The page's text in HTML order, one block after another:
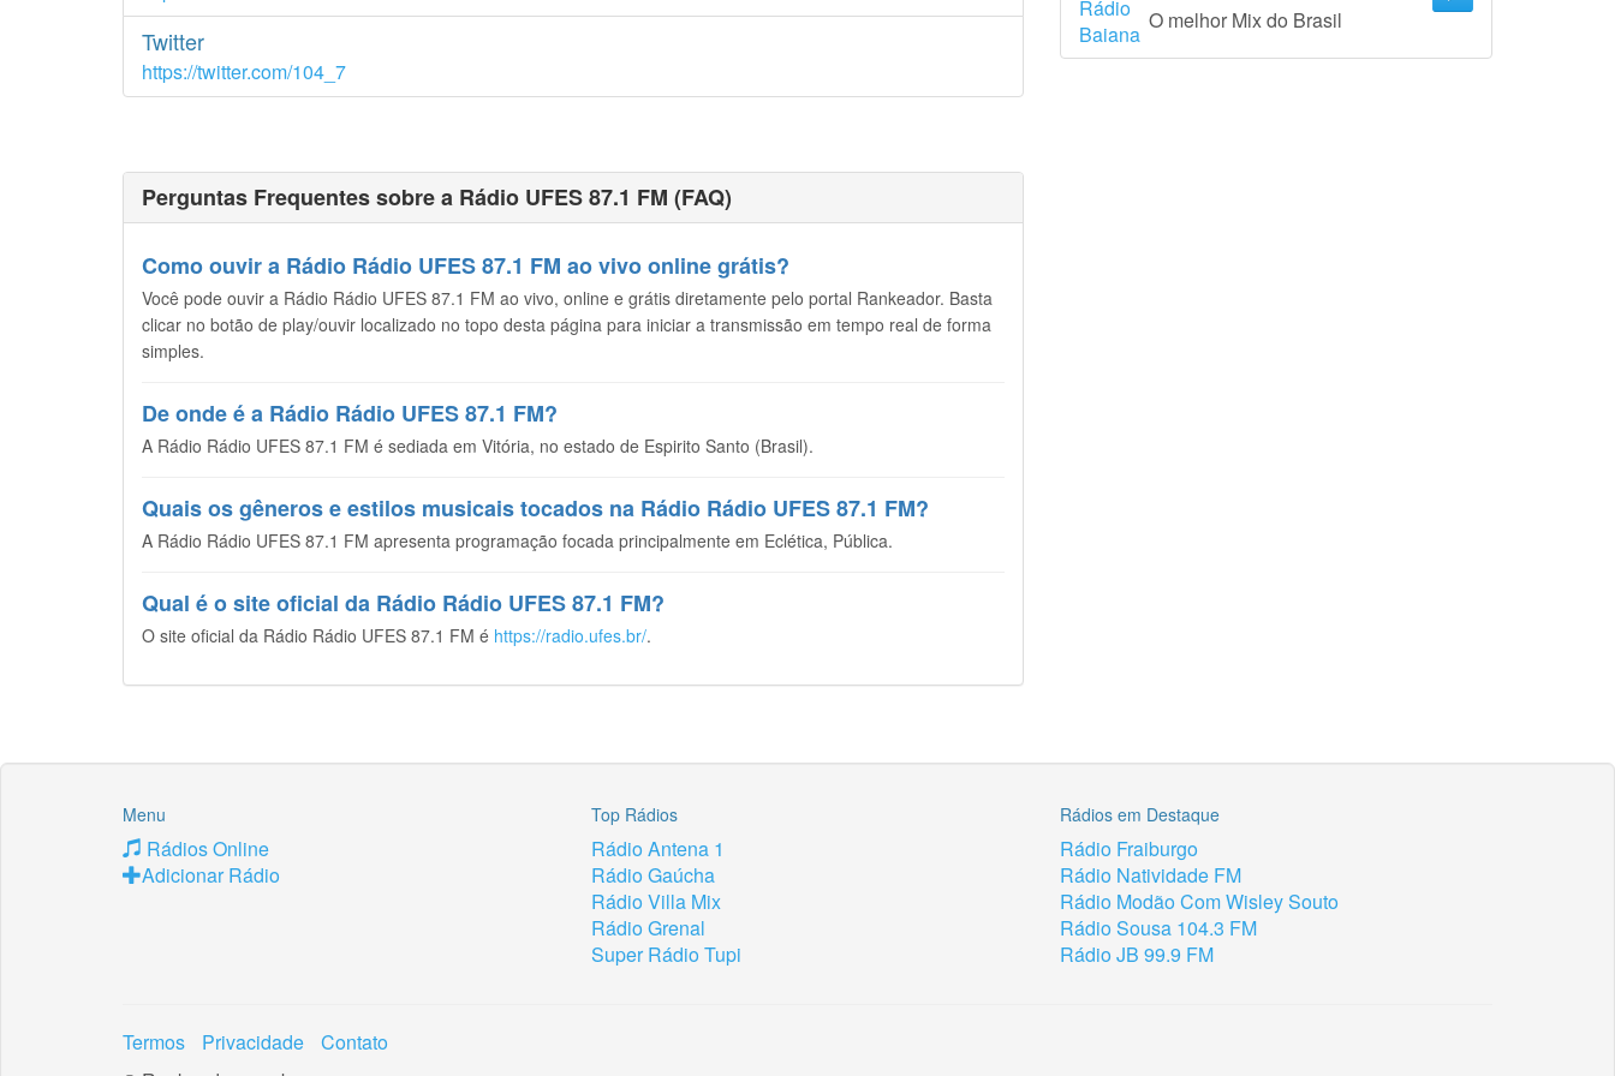
Twitter
https://twitter.com/104_7
Perguntas Frequentes sobre a Rádio UFES 87.1 FM (FAQ)
Como ouvir a Rádio Rádio UFES 87.1 FM ao vivo online grátis?
Você pode ouvir a Rádio Rádio UFES 87.1 FM ao vivo, online e grátis diretamente pelo portal Rankeador. Basta
clicar no botão de play/ouvir localizado no topo desta página para iniciar a transmissão em tempo real de forma
simples.
De onde é a Rádio Rádio UFES 87.1 FM?
A Rádio Rádio UFES 87.1 FM é sediada em Vitória, no estado de Espirito Santo (Brasil).
Quais os gêneros e estilos musicais tocados na Rádio Rádio UFES 87.1 FM?
A Rádio Rádio UFES 87.1 FM apresenta programação focada principalmente em Eclética, Pública.
Qual é o site oficial da Rádio Rádio UFES 87.1 FM?
O site oficial da Rádio Rádio UFES 87.1 FM é https://radio.ufes.br/.
O melhor Mix do Brasil
Menu
Rádios Online
Adicionar Rádio
Top Rádios
Rádio Antena 1
Rádio Gaúcha
Rádio Villa Mix
Rádio Grenal
Super Rádio Tupi
Rádios em Destaque
Rádio Fraiburgo
Rádio Natividade FM
Rádio Modão Com Wisley Souto
Rádio Sousa 104.3 FM
Rádio JB 99.9 FM
Termos Privacidade
Contato